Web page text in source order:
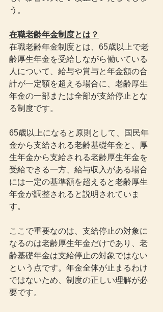
う。
在職老齢年金制度とは？
在職老齢年金制度とは、65歳以上で老
齢厚生年金を受給しながら働いている
人について、給与や賞与と年金額の合
計が一定額を超える場合に、老齢厚生
年金の一部または全部が支給停止とな
る制度です。
65歳以上になると原則として、国民年
金から支給される老齢基礎年金と、厚
生年金から支給される老齢厚生年金を
受給できる一方、給与収入がある場合
には一定の基準額を超えると老齢厚生
年金が調整されると説明されていま
す。
ここで重要なのは、支給停止の対象に
なるのは老齢厚生年金だけであり、老
齢基礎年金は支給停止の対象ではない
という点です。年金全体が止まるわけ
ではないため、制度の正しい理解が必
要です。